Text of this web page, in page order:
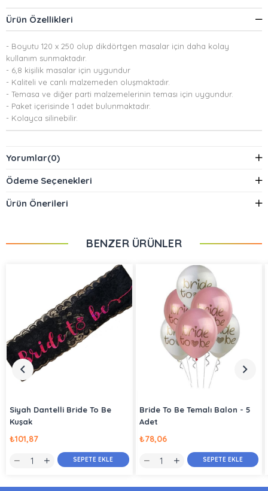
Ürün Özellikleri
- Boyutu 120 x 250 olup dikdörtgen masalar için daha kolay
kullanım sunmaktadır.
- 6,8 kişilik masalar için uygundur
- Kaliteli ve canlı malzemeden oluşmaktadır.
- Temasa ve diğer parti malzemelerinin teması için uygundur.
- Paket içerisinde 1 adet bulunmaktadır.
- Kolayca silinebilir.
Yorumlar(0)
Ödeme Seçenekleri
Ürün Önerileri
BENZER ÜRÜNLER
Siyah Dantelli Bride To Be
Kuşak
₺101,87
SEPETE EKLE
Bride To Be Temalı Balon - 5
Adet
₺78,06
SEPETE EKLE